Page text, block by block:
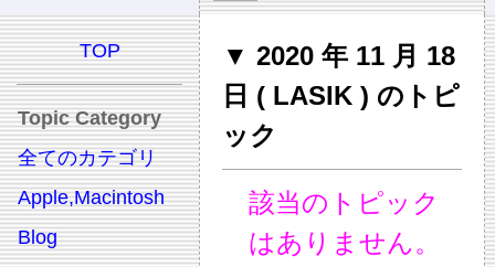
TOP
Topic Category
全てのカテゴリ
Apple,Macintosh
Blog
▼ 2020 年 11 月 18
日 ( LASIK ) のトピ
ック
該当のトピック
はありません。